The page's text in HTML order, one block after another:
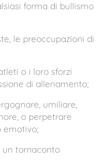
forma di bullismo
le preoccupazioni di
o i loro sforzi
di allenamento;
umiliare,
o perpetrare
emotivo;
un tornaconto